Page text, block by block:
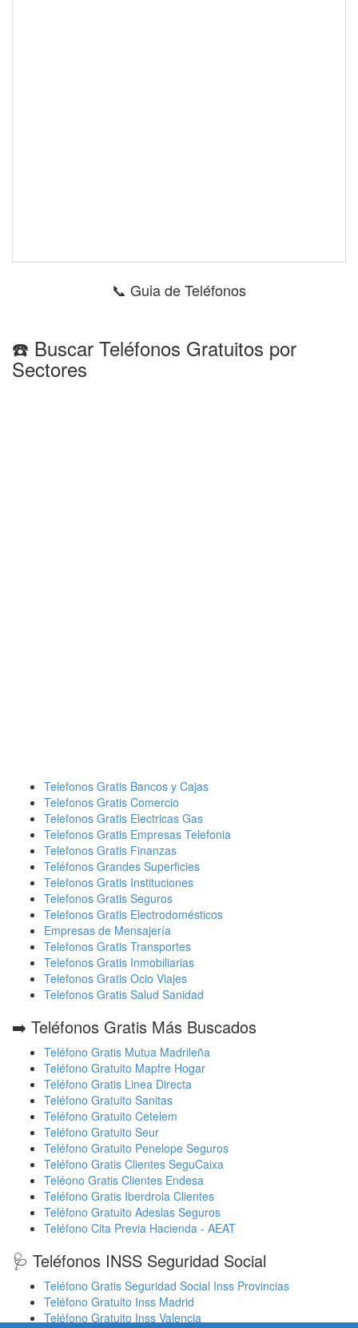
📞 Guia de Teléfonos
☎️ Buscar Teléfonos Gratuitos por
Sectores
Telefonos Gratis Bancos y Cajas
Telefonos Gratis Comercio
Telefonos Gratis Electricas Gas
Telefonos Gratis Empresas Telefonia
Telefonos Gratis Finanzas
Teléfonos Grandes Superficies
Telefonos Gratis Instituciones
Telefonos Gratis Seguros
Telefonos Gratis Electrodomésticos
Empresas de Mensajería
Telefonos Gratis Transportes
Telefonos Gratis Inmobiliarias
Telefonos Gratis Ocio Viajes
Telefonos Gratis Salud Sanidad
➡️ Teléfonos Gratis Más Buscados
Teléfono Gratis Mutua Madrileña
Teléfono Gratuito Mapfre Hogar
Teléfono Gratis Linea Directa
Teléfono Gratuito Sanitas
Teléfono Gratuito Cetelem
Teléfono Gratuito Seur
Teléfono Gratuito Penelope Seguros
Teléfono Gratis Clientes SeguCaixa
Teléono Gratis Clientes Endesa
Teléfono Gratis Iberdrola Clientes
Teléfono Gratuito Adeslas Seguros
Teléfono Cita Previa Hacienda - AEAT
🩺 Teléfonos INSS Seguridad Social
Teléfono Gratis Seguridad Social Inss Provincias
Teléfono Gratuito Inss Madrid
Teléfono Gratuito Inss Valencia